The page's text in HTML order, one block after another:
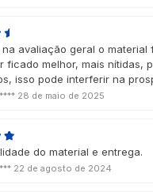
na avaliação geral o
ficado melhor, mais nítidas,
isso pode interferir na
28 de maio de 2025
do material e entrega.
22 de agosto de 2024